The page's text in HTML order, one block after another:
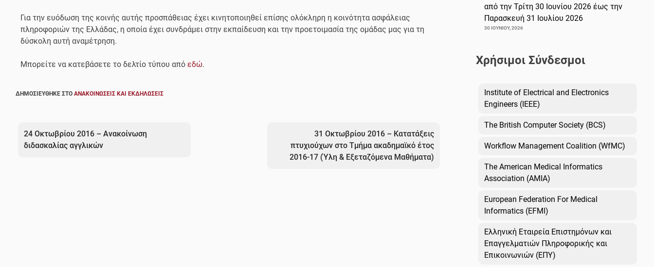
Για την ευόδωση της κοινής αυτής προσπάθειας έχει κινητοποιηθεί επίσης ολόκληρη η κοινότητα ασφάλειας
πληροφοριών της Ελλάδας, η οποία έχει συνδράμει στην εκπαίδευση και την προετοιμασία της ομάδας μας για τη
δύσκολη αυτή αναμέτρηση.
Μπορείτε να κατεβάσετε το δελτίο τύπου από εδώ.
ΔΗΜΟΣΙΕΎΘΗΚΕ ΣΤΟ ΑΝΑΚΟΙΝΏΣΕΙΣ ΚΑΙ ΕΚΔΗΛΏΣΕΙΣ
άρθρων
24 Οκτωβρίου 2016 – Ανακοίνωση
διδασκαλίας αγγλικών
31 Οκτωβρίου 2016 – Κατατάξεις
πτυχιούχων στο Τμήμα ακαδημαϊκό έτος
2016-17 (Ύλη & Εξεταζόμενα Μαθήματα)
από την Τρίτη 30 Ιουνίου 2026 έως την
Παρασκευή 31 Ιουλίου 2026
30 ΙΟΥΝΊΟΥ, 2026
Χρήσιμοι Σύνδεσμοι
Institute of Electrical and Electronics
Engineers (IEEE)
The British Computer Society (BCS)
Workflow Management Coalition (WfMC)
The American Medical Informatics
Association (AMIA)
European Federation For Medical
Informatics (EFMI)
Ελληνική Εταιρεία Επιστημόνων και
Επαγγελματιών Πληροφορικής και
Επικοινωνιών (ΕΠΥ)